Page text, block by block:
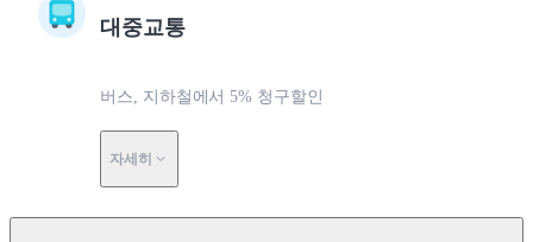
대중교통
버스, 지하철에서 5% 청구할인
자세히